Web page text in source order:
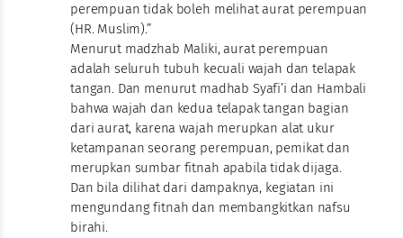
perempuan tidak boleh melihat aurat perempuan
(HR. Muslim).”
Menurut madzhab Maliki, aurat perempuan
adalah seluruh tubuh kecuali wajah dan telapak
tangan. Dan menurut madhab Syafi’i dan Hambali
bahwa wajah dan kedua telapak tangan bagian
dari aurat, karena wajah merupkan alat ukur
ketampanan seorang perempuan, pemikat dan
merupkan sumbar fitnah apabila tidak dijaga.
Dan bila dilihat dari dampaknya, kegiatan ini
mengundang fitnah dan membangkitkan nafsu
birahi.